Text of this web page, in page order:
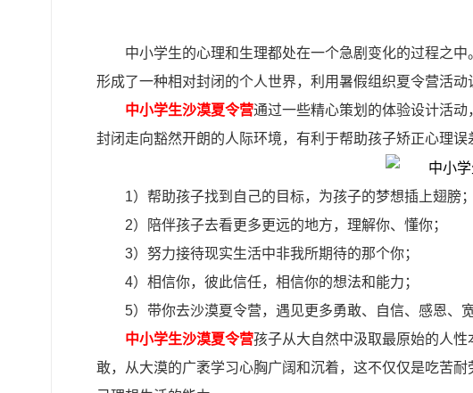
中小学生的心理和生理都处在一个急剧变化的过程之
形成了一种相对封闭的个人世界，利用暑假组织夏令营活动
中小学生沙漠夏令营通过一些精心策划的体验设计活
封闭走向豁然开朗的人际环境，有利于帮助孩子矫正心理误
1）帮助孩子找到自己的目标，为孩子的梦想插上翅膀；
2）陪伴孩子去看更多更远的地方，理解你、懂你；
3）努力接待现实生活中非我所期待的那个你；
4）相信你，彼此信任，相信你的想法和能力；
5）带你去沙漠夏令营，遇见更多勇敢、自信、感恩、
中小学生沙漠夏令营孩子从大自然中汲取最原始的人
敢，从大漠的广袤学习心胸广阔和沉着，这不仅仅是吃苦